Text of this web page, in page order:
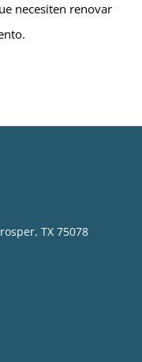
necesiten renovar
TX 75078